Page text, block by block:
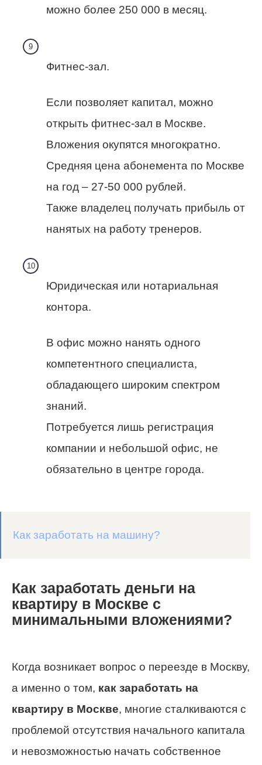
можно более 250 000 в месяц.
Фитнес-зал.
Если позволяет капитал, можно
открыть фитнес-зал в Москве.
Вложения окупятся многократно.
Средняя цена абонемента по Москве
на год – 27-50 000 рублей.
Также владелец получать прибыль от
нанятых на работу тренеров.
Юридическая или нотариальная
контора.
В офис можно нанять одного
компетентного специалиста,
обладающего широким спектром
знаний.
Потребуется лишь регистрация
компании и небольшой офис, не
обязательно в центре города.
Как заработать на машину?
Как заработать деньги на
квартиру в Москве с
минимальными вложениями?
Когда возникает вопрос о переезде в Москву,
а именно о том, как заработать на
квартиру в Москве, многие сталкиваются с
проблемой отсутствия начального капитала
и невозможностью начать собственное